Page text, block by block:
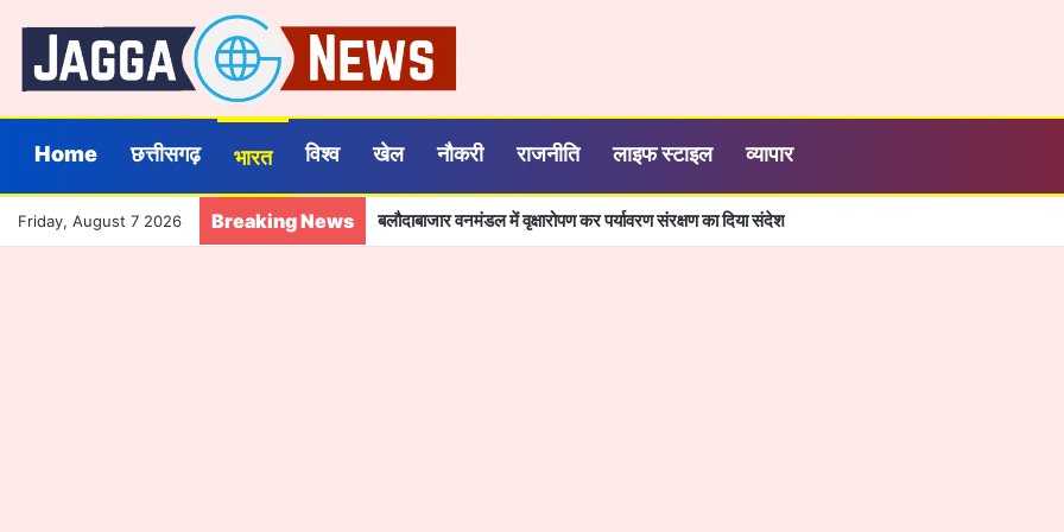
Home छत्तीसगढ़ भारत विश्व खेल नौकरी राजनीति लाइफ स्टाइल व्यापार
Friday, August 7 2026 Breaking News बलौदाबाजार वनमंडल में वृक्षारोपण कर पर्यावरण संरक्षण का दिया संदेश